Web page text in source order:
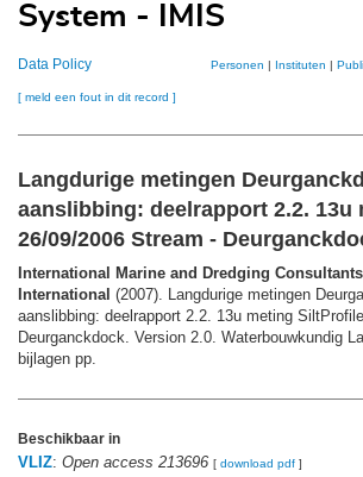
System - IMIS
Data Policy Personen | Instituten |
[ meld een fout in dit record ]
Langdurige metingen
aanslibbing: deelrapport 2.2.
26/09/2006 Stream -
International Marine and Dredging
International (2007). Langdurige metingen
aanslibbing: deelrapport 2.2. 13u meting
Deurganckdock. Version 2.0. Waterbouwkundig
bijlagen pp.
Beschikbaar in
VLIZ: Open access 213696 [ download pdf ]